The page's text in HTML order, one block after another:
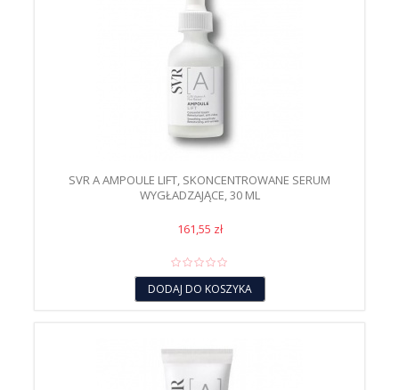
SVR A AMPOULE LIFT, SKONCENTROWANE SERUM
WYGŁADZAJĄCE, 30 ML
161,55 zł
DODAJ DO KOSZYKA